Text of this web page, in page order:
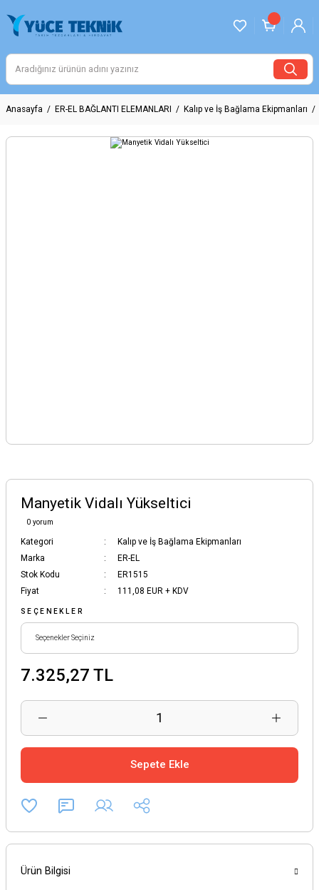
Anasayfa ER-EL BAĞLANTI ELEMANLARI Kalıp ve İş Bağlama Ekipmanları
Manyetik Vidalı Yükseltici
0 yorum
Kategori
Kalıp ve İş Bağlama Ekipmanları
Marka
ER-EL
Stok Kodu
ER1515
Fiyat
111,08 EUR + KDV
SEÇENEKLER
7.325,27 TL
Sepete Ekle
Ürün Bilgisi